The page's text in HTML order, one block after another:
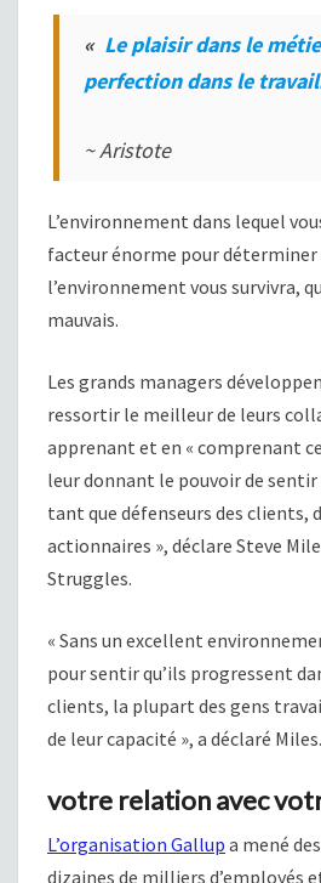
« Le plaisir dans le
perfection dans le
~ Aristote
L’environnement dans lequel
facteur énorme pour déterminer
l’environnement vous survivra,
mauvais.
Les grands managers
ressortir le meilleur de leurs
apprenant et en « comprenant
leur donnant le pouvoir de
tant que défenseurs des clients,
actionnaires », déclare Steve
Struggles.
« Sans un excellent
pour sentir qu’ils progressent
clients, la plupart des gens
de leur capacité », a déclaré Miles.
votre relation avec
L’organisation Gallup a mené
dizaines de milliers d’employés